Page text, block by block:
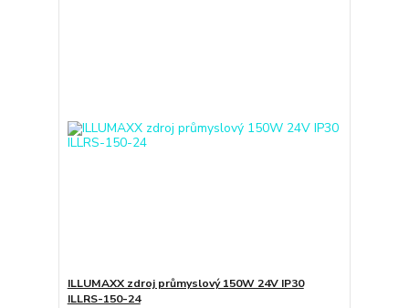
ILLUMAXX zdroj průmyslový 150W 24V IP30
ILLRS-150-24